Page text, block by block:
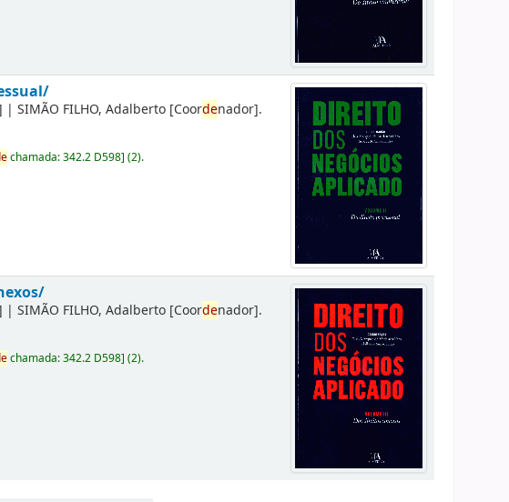
|SIMÃO FILHO, Adalberto [Coordenador].
chamada:342.2 D598](2).
|SIMÃO FILHO, Adalberto [Coordenador].
chamada:342.2 D598](2).